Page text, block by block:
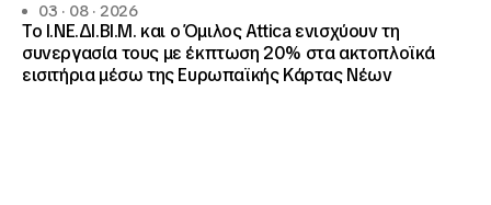
03 · 08 · 2026
Το Ι.ΝΕ.ΔΙ.ΒΙ.Μ. και o Όμιλος Attica ενισχύουν τη
συνεργασία τους με έκπτωση 20% στα ακτοπλοϊκά
εισιτήρια μέσω της Ευρωπαϊκής Κάρτας Νέων